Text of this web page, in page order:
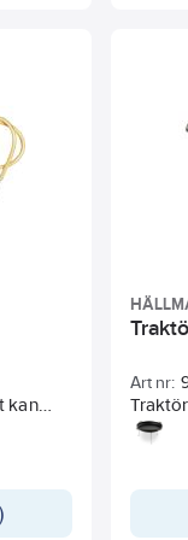
kan
Art nr:
dig